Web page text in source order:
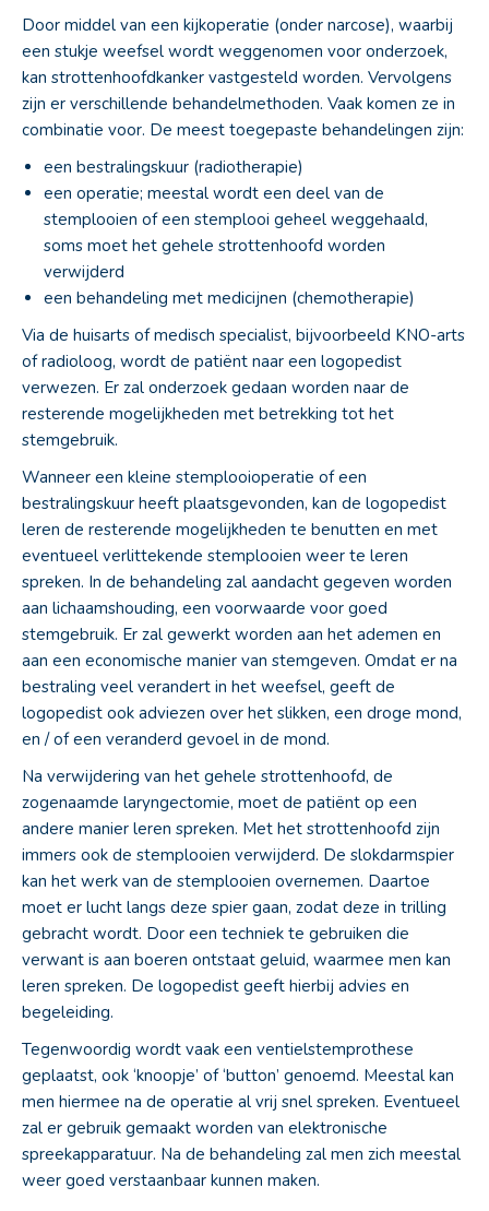
Door middel van een kijkoperatie (onder narcose), waarbij
een stukje weefsel wordt weggenomen voor onderzoek,
kan strottenhoofdkanker vastgesteld worden. Vervolgens
zijn er verschillende behandelmethoden. Vaak komen ze in
combinatie voor. De meest toegepaste behandelingen zijn:
een bestralingskuur (radiotherapie)
een operatie; meestal wordt een deel van de
stemplooien of een stemplooi geheel weggehaald,
soms moet het gehele strottenhoofd worden
verwijderd
een behandeling met medicijnen (chemotherapie)
Via de huisarts of medisch specialist, bijvoorbeeld KNO-arts
of radioloog, wordt de patiënt naar een logopedist
verwezen. Er zal onderzoek gedaan worden naar de
resterende mogelijkheden met betrekking tot het
stemgebruik.
Wanneer een kleine stemplooioperatie of een
bestralingskuur heeft plaatsgevonden, kan de logopedist
leren de resterende mogelijkheden te benutten en met
eventueel verlittekende stemplooien weer te leren
spreken. In de behandeling zal aandacht gegeven worden
aan lichaamshouding, een voorwaarde voor goed
stemgebruik. Er zal gewerkt worden aan het ademen en
aan een economische manier van stemgeven. Omdat er na
bestraling veel verandert in het weefsel, geeft de
logopedist ook adviezen over het slikken, een droge mond,
en / of een veranderd gevoel in de mond.
Na verwijdering van het gehele strottenhoofd, de
zogenaamde laryngectomie, moet de patiënt op een
andere manier leren spreken. Met het strottenhoofd zijn
immers ook de stemplooien verwijderd. De slokdarmspier
kan het werk van de stemplooien overnemen. Daartoe
moet er lucht langs deze spier gaan, zodat deze in trilling
gebracht wordt. Door een techniek te gebruiken die
verwant is aan boeren ontstaat geluid, waarmee men kan
leren spreken. De logopedist geeft hierbij advies en
begeleiding.
Tegenwoordig wordt vaak een ventielstemprothese
geplaatst, ook ‘knoopje’ of ‘button’ genoemd. Meestal kan
men hiermee na de operatie al vrij snel spreken. Eventueel
zal er gebruik gemaakt worden van elektronische
spreekapparatuur. Na de behandeling zal men zich meestal
weer goed verstaanbaar kunnen maken.